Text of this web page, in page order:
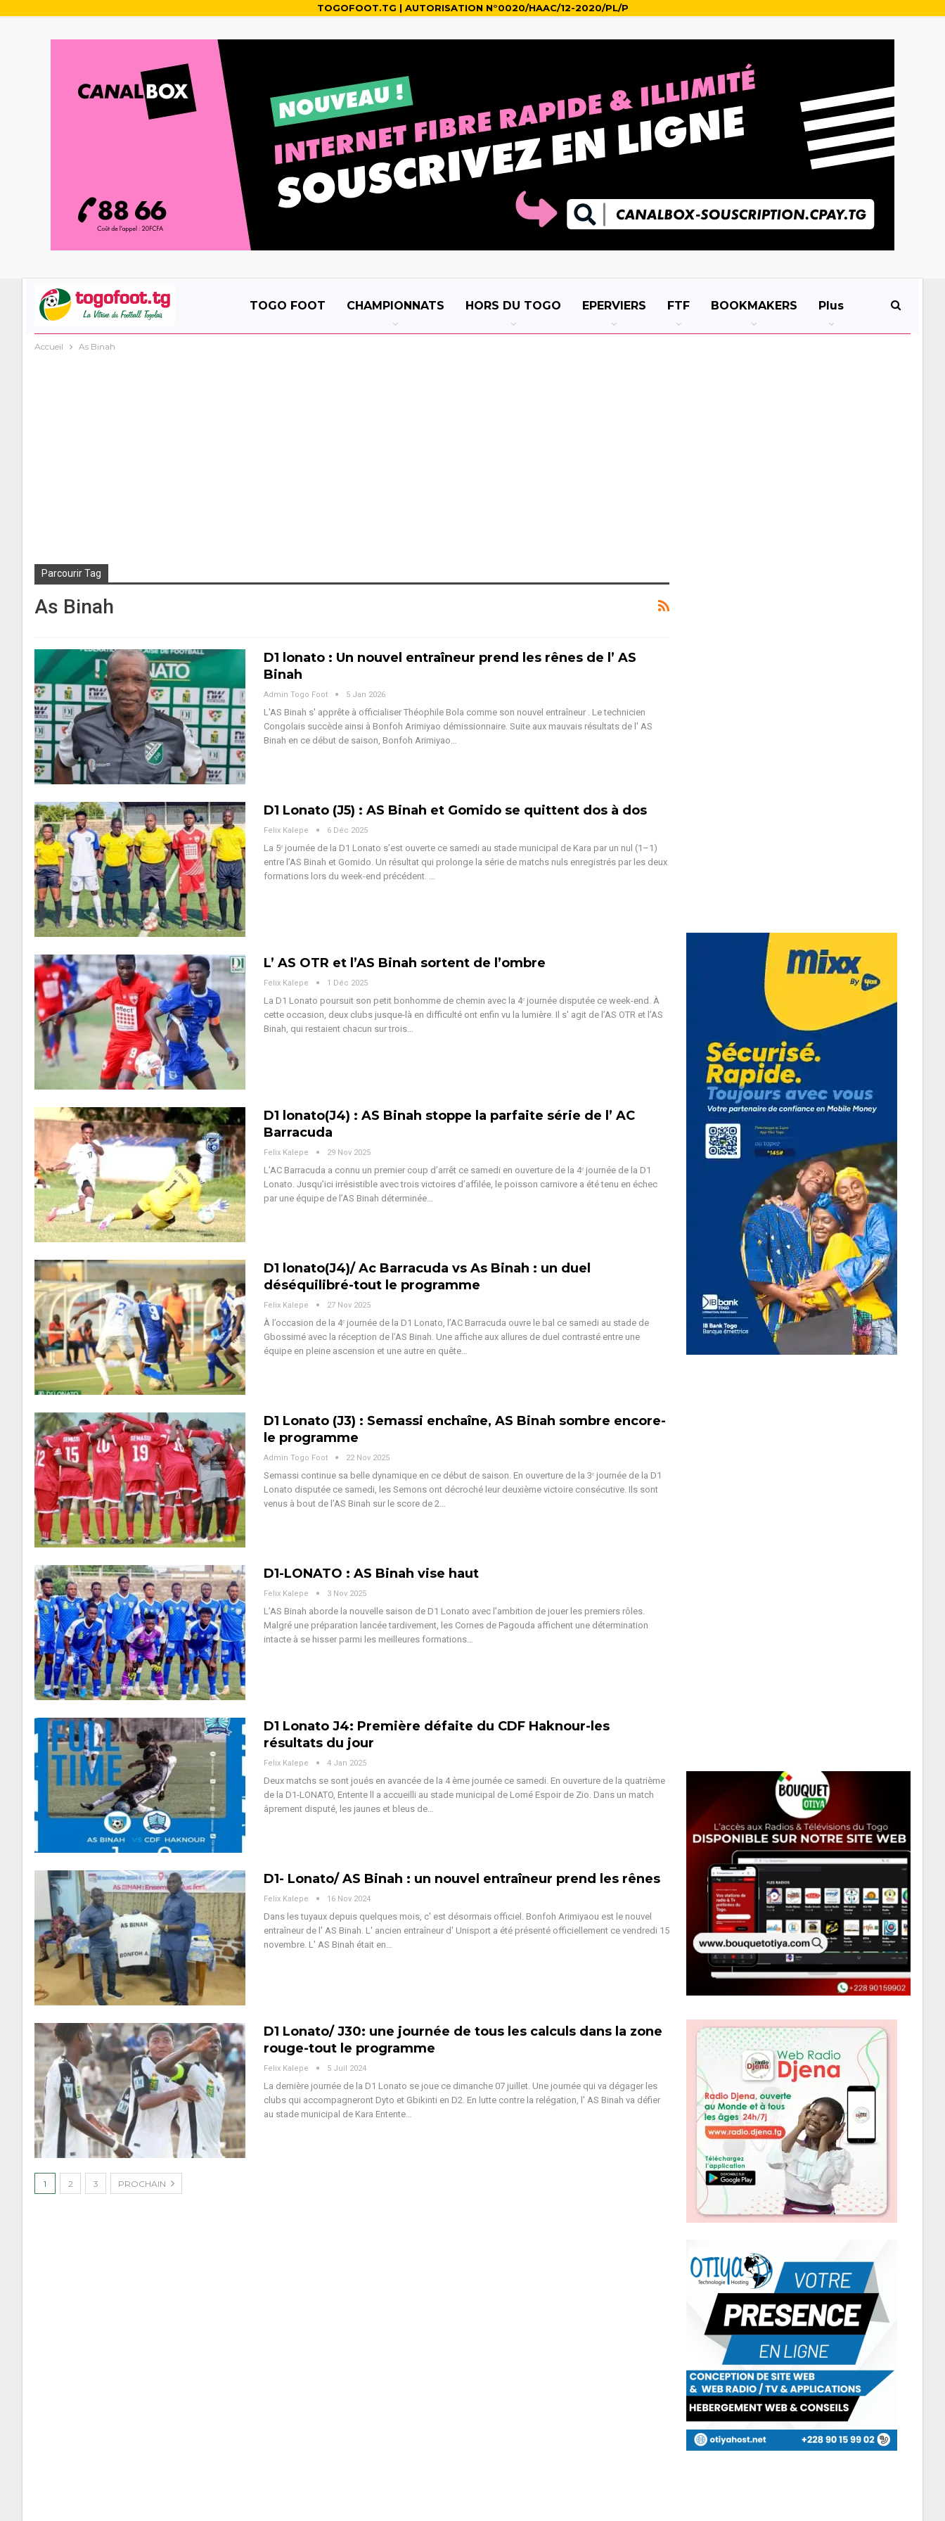
TOGOFOOT.TG | AUTORISATION N°0020/HAAC/12-2020/PL/P
TOGO FOOT CHAMPIONNATS HORS DU TOGO EPERVIERS FTF BOOKMAKERS Plus
Accueil As Binah
Parcourir Tag
As Binah
D1 lonato : Un nouvel entraîneur prend les rênes de l’ AS
Binah
Admin Togo Foot 5 Jan 2026
L'AS Binah s' apprête à officialiser Théophile Bola comme son nouvel entraîneur . Le technicien
Congolais succède ainsi à Bonfoh Arimiyao démissionnaire. Suite aux mauvais résultats de l' AS
Binah en ce début de saison, Bonfoh Arimiyao
D1 Lonato (J5) : AS Binah et Gomido se quittent dos à dos
Felix Kalepe 6 Déc 2025
La 5ᵉ journée de la D1 Lonato s’est ouverte ce samedi au stade municipal de Kara par un nul (1–1)
entre l’AS Binah et Gomido. Un résultat qui prolonge la série de matchs nuls enregistrés par les deux
formations lors du week-end précédent.
L’ AS OTR et l’AS Binah sortent de l’ombre
Felix Kalepe 1 Déc 2025
La D1 Lonato poursuit son petit bonhomme de chemin avec la 4ᵉ journée disputée ce week-end. À
cette occasion, deux clubs jusque-là en difficulté ont enfin vu la lumière. Il s' agit de l’AS OTR et l’AS
Binah, qui restaient chacun sur trois
D1 lonato(J4) : AS Binah stoppe la parfaite série de l’ AC
Barracuda
Felix Kalepe 29 Nov 2025
L’AC Barracuda a connu un premier coup d’arrêt ce samedi en ouverture de la 4ᵉ journée de la D1
Lonato. Jusqu’ici irrésistible avec trois victoires d’affilée, le poisson carnivore a été tenu en échec
par une équipe de l’AS Binah déterminée
D1 lonato(J4)/ Ac Barracuda vs As Binah : un duel
déséquilibré-tout le programme
Felix Kalepe 27 Nov 2025
À l’occasion de la 4ᵉ journée de la D1 Lonato, l’AC Barracuda ouvre le bal ce samedi au stade de
Gbossimé avec la réception de l’AS Binah. Une affiche aux allures de duel contrasté entre une
équipe en pleine ascension et une autre en quête
D1 Lonato (J3) : Semassi enchaîne, AS Binah sombre encore-
le programme
Admin Togo Foot 22 Nov 2025
Semassi continue sa belle dynamique en ce début de saison. En ouverture de la 3ᵉ journée de la D1
Lonato disputée ce samedi, les Semons ont décroché leur deuxième victoire consécutive. Ils sont
venus à bout de l’AS Binah sur le score de 2
D1-LONATO : AS Binah vise haut
Felix Kalepe 3 Nov 2025
L’AS Binah aborde la nouvelle saison de D1 Lonato avec l’ambition de jouer les premiers rôles.
Malgré une préparation lancée tardivement, les Cornes de Pagouda affichent une détermination
intacte à se hisser parmi les meilleures formations
D1 Lonato J4: Première défaite du CDF Haknour-les
résultats du jour
Felix Kalepe 4 Jan 2025
Deux matchs se sont joués en avancée de la 4 ème journée ce samedi. En ouverture de la quatrième
de la D1-LONATO, Entente ll a accueilli au stade municipal de Lomé Espoir de Zio. Dans un match
âprement disputé, les jaunes et bleus de
D1- Lonato/ AS Binah : un nouvel entraîneur prend les rênes
Felix Kalepe 16 Nov 2024
Dans les tuyaux depuis quelques mois, c' est désormais officiel. Bonfoh Arimiyaou est le nouvel
entraîneur de l' AS Binah. L' ancien entraîneur d' Unisport a été présenté officiellement ce vendredi 15
novembre. L' AS Binah était en
D1 Lonato/ J30: une journée de tous les calculs dans la zone
rouge-tout le programme
Felix Kalepe 5 Juil 2024
La dernière journée de la D1 Lonato se joue ce dimanche 07 juillet. Une journée qui va dégager les
clubs qui accompagneront Dyto et Gbikinti en D2. En lutte contre la relégation, l' AS Binah va défier
au stade municipal de Kara Entente
1 2 3 PROCHAIN